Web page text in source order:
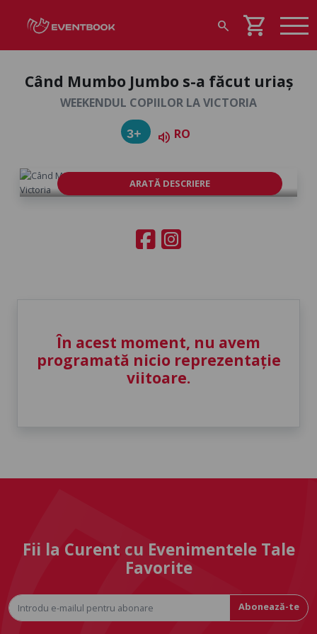
search shopping_cart
Când Mumbo Jumbo s-a făcut uriaș
WEEKENDUL COPIILOR LA VICTORIA
3+ volume_up RO
ARATĂ DESCRIERE
În acest moment, nu avem
programată nicio reprezentație
viitoare.
Fii la Curent cu Evenimentele Tale
Favorite
Abonează-te